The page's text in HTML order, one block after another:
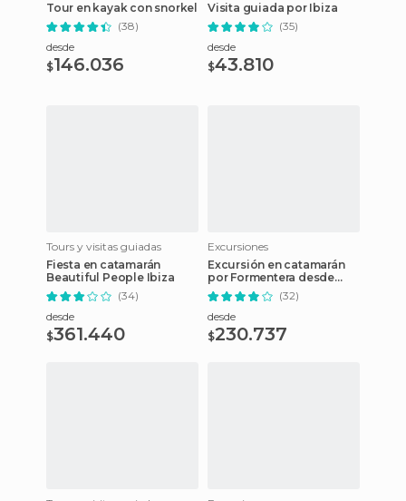
Tour en kayak con snorkel
(38)
desde
$146.036
Visita guiada por Ibiza
(35)
desde
$43.810
Tours y visitas guiadas
Fiesta en catamarán
Beautiful People Ibiza
(34)
desde
$361.440
Excursiones
Excursión en catamarán
por Formentera desde
Ibiza
(32)
desde
$230.737